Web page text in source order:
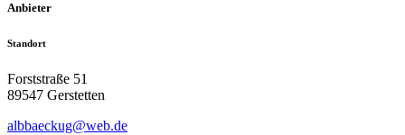
Anbieter
Standort
Forststraße 51
89547 Gerstetten
albbaeckug@web.de